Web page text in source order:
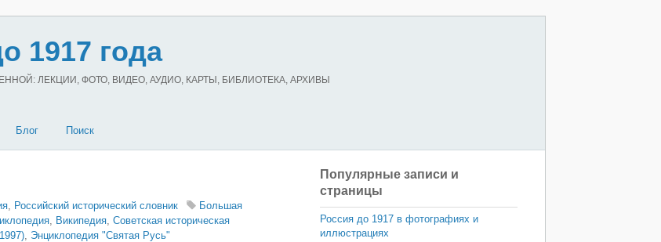
1917 года
ЛЕКЦИИ, ФОТО, ВИДЕО, АУДИО, КАРТЫ, БИБЛИОТЕКА, АРХИВЫ
Блог Поиск
, Российский исторический словник
Большая
, Википедия, Советская историческая
, Энциклопедия "Святая Русь"
Популярные записи и
страницы
Россия до 1917 в фотографиях и
иллюстрациях